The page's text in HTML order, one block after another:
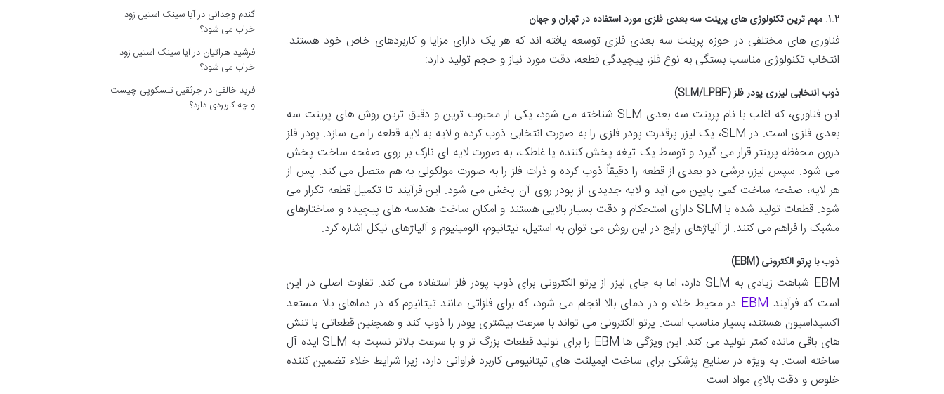
۱.۲. مهم ترین تکنولوژی های پرینت سه بعدی فلزی مورد استفاده در تهران و جهان
فناوری های مختلفی در حوزه پرینت سه بعدی فلزی توسعه یافته اند که هر یک دارای مزایا و کاربردهای خاص خود هستند.
انتخاب تکنولوژی مناسب بستگی به نوع فلز، پیچیدگی قطعه، دقت مورد نیاز و حجم تولید دارد:
ذوب انتخابی لیزری پودر فلز (SLM/LPBF)
این فناوری، که اغلب با نام پرینت سه بعدی SLM شناخته می شود، یکی از محبوب ترین و دقیق ترین روش های پرینت سه
بعدی فلزی است. در SLM، یک لیزر پرقدرت پودر فلزی را به صورت انتخابی ذوب کرده و لایه به لایه قطعه را می سازد. پودر فلز
درون محفظه پرینتر قرار می گیرد و توسط یک تیغه پخش کننده یا غلطک، به صورت لایه ای نازک بر روی صفحه ساخت پخش
می شود. سپس لیزر، برشی دو بعدی از قطعه را دقیقاً ذوب کرده و ذرات فلز را به صورت مولکولی به هم متصل می کند. پس از
هر لایه، صفحه ساخت کمی پایین می آید و لایه جدیدی از پودر روی آن پخش می شود. این فرآیند تا تکمیل قطعه تکرار می
شود. قطعات تولید شده با SLM دارای استحکام و دقت بسیار بالایی هستند و امکان ساخت هندسه های پیچیده و ساختارهای
مشبک را فراهم می کنند. از آلیاژهای رایج در این روش می توان به استیل، تیتانیوم، آلومینیوم و آلیاژهای نیکل اشاره کرد.
ذوب با پرتو الکترونی (EBM)
EBM شباهت زیادی به SLM دارد، اما به جای لیزر از پرتو الکترونی برای ذوب پودر فلز استفاده می کند. تفاوت اصلی در این
است که فرآیند EBM در محیط خلاء و در دمای بالا انجام می شود، که برای فلزاتی مانند تیتانیوم که در دماهای بالا مستعد
اکسیداسیون هستند، بسیار مناسب است. پرتو الکترونی می تواند با سرعت بیشتری پودر را ذوب کند و همچنین قطعاتی با تنش
های باقی مانده کمتر تولید می کند. این ویژگی ها EBM را برای تولید قطعات بزرگ تر و با سرعت بالاتر نسبت به SLM ایده آل
ساخته است. به ویژه در صنایع پزشکی برای ساخت ایمپلنت های تیتانیومی کاربرد فراوانی دارد، زیرا شرایط خلاء تضمین کننده
خلوص و دقت بالای مواد است.
گندم وجدانی درآیا سینک استیل زود
خراب می شود؟
فرشید هراتیان درآیا سینک استیل زود
خراب می شود؟
فرید خالقی درجرثقیل تلسکوپی چیست
و چه کاربردی دارد؟